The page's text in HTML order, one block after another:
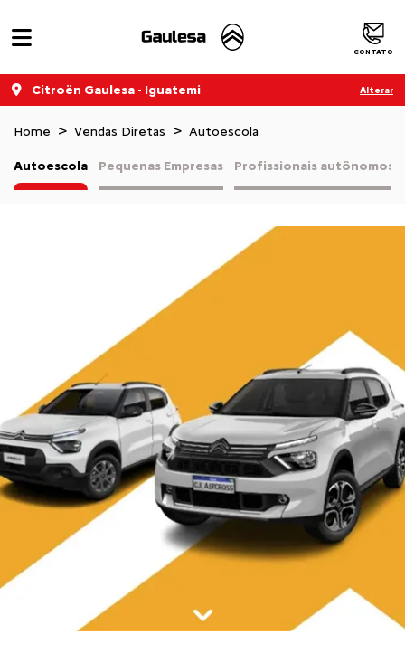
CONTATO
Citroën Gaulesa - Iguatemi Alterar
Home Vendas Diretas Autoescola
Pequenas Empresas Profissionais autônomos
Autoescola